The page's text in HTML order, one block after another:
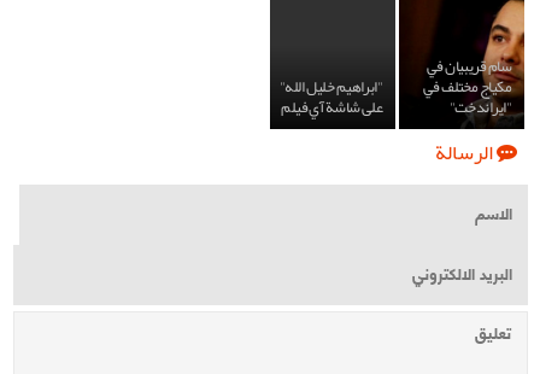
سام قريبيان في
مكياج مختلف في
"ايراندخت"
"ابراهيم خليل الله"
على شاشة آي فيلم
الرسالة